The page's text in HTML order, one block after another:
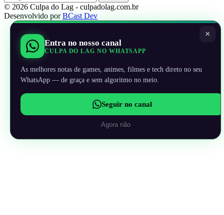
© 2026 Culpa do Lag - culpadolag.com.br
Desenvolvido porBCast Dev
×
Entra no nosso canal
CULPA DO LAG NO WHATSAPP
As melhores notas de games, animes, filmes e tech direto no seu
WhatsApp — de graça e sem algoritmo no meio.
Seguir no canal
Agora não